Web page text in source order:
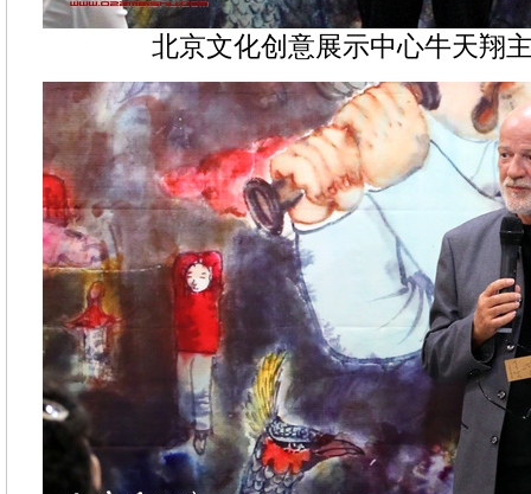
北京文化创意展示中心牛天翔